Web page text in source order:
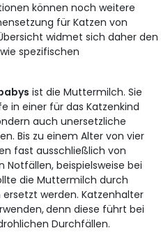
können noch weitere
für Katzen von
widmet sich daher den
spezifischen
ist die Muttermilch. Sie
in einer für das Katzenkind
auch unersetzliche
Bis zu einem Alter von vier
fast ausschließlich von
Notfällen, beispielsweise bei
die Muttermilch durch
werden. Katzenhalter
denn diese führt bei
Durchfällen.